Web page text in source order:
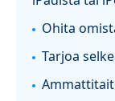
Ohita
Tarjoa